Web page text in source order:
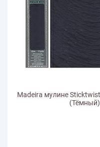
Madeira мулине
(Тёмный)